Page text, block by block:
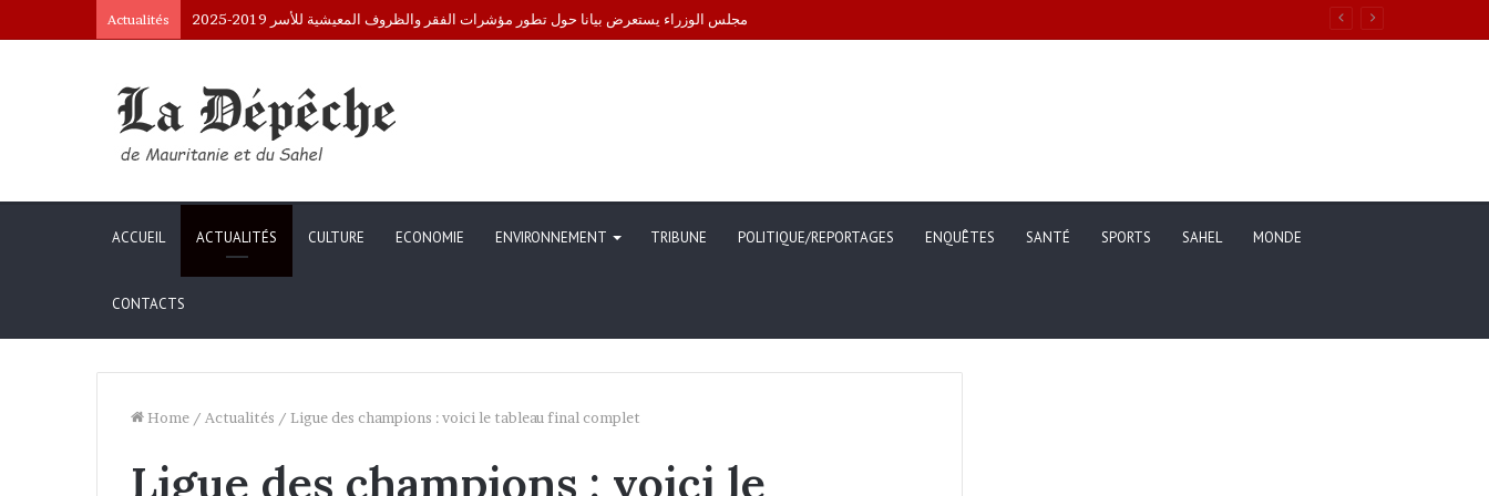
Actualités Interpellation de Mauritaniens au Mali : le gouvernement engage des démarches pour leur libération
ACCUEIL ACTUALITÉS CULTURE ECONOMIE ENVIRONNEMENT TRIBUNE POLITIQUE/REPORTAGES ENQUÊTES SANTÉ SPORTS SAHEL MONDE
CONTACTS
Home / Actualités / Ligue des champions : voici le tableau final complet
Ligue des champions : voici le